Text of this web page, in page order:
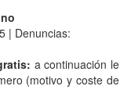
| Denuncias:
a continuación le
(motivo y coste de